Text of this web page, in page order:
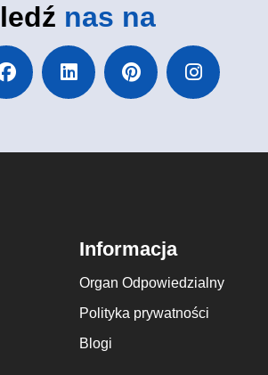
nas na
Informacja
Organ Odpowiedzialny
Polityka prywatności
Blogi